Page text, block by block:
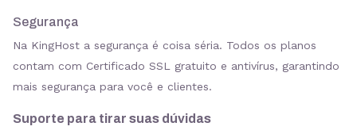
Segurança
Na KingHost a segurança é coisa séria. Todos os planos
contam com Certificado SSL gratuito e antivírus, garantindo
mais segurança para você e clientes.
Suporte para tirar suas dúvidas